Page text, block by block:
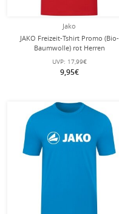
Jako
JAKO Freizeit-Tshirt Promo (Bio-
Baumwolle) rot Herren
UVP: 17,99€
9,95€